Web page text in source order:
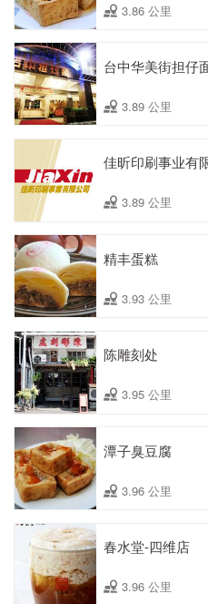
3.86 公里
台中华美街担仔
3.89 公里
佳昕印刷事业有
3.89 公里
精丰蛋糕
3.93 公里
陈雕刻处
3.95 公里
潭子臭豆腐
3.96 公里
春水堂-四维店
3.96 公里